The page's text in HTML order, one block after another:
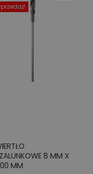
8 MM X
MM